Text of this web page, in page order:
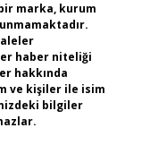
marka, kurum
haber niteliği
hakkında
ve kişiler ile isim
bilgiler